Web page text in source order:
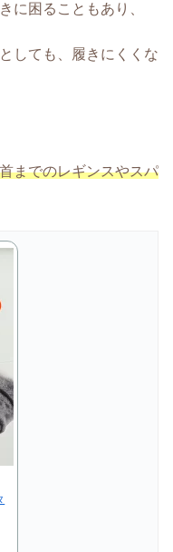
に困ることもあり、
しても、履きにくくな
までのレギンスやスパ